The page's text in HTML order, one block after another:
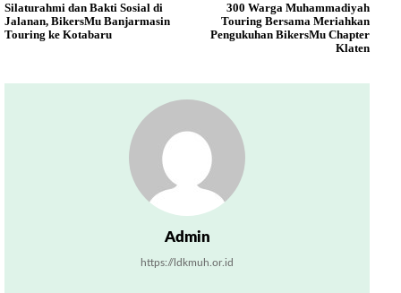
Silaturahmi dan Bakti Sosial di
Jalanan, BikersMu Banjarmasin
Touring ke Kotabaru
300 Warga Muhammadiyah
Touring Bersama Meriahkan
Pengukuhan BikersMu Chapter
Klaten
Admin
https://ldkmuh.or.id